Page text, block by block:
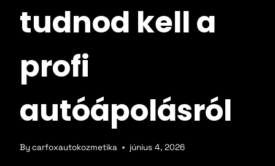
Árajánlatkérés
Blog
Kapcsolat
tudnod kell a
profi
autóápolásról
Bycarfoxautokozmetika június 4, 2026